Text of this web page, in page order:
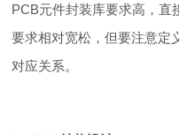
PCB元件封装库要求高，直
要求相对宽松，但要注意定
对应关系。